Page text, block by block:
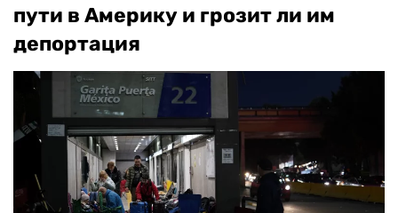
пути в Америку и грозит ли им
депортация